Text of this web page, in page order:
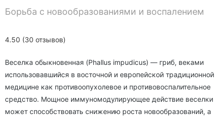
4.50 (30 отзывов)
Борьба с новообразованиями и воспалением
Веселка обыкновенная (Phallus impudicus) — гриб, веками
использовавшийся в восточной и европейской традиционной
медицине как противоопухолевое и противовоспалительное
средство. Мощное иммуномодулирующее действие веселки
может способствовать снижению роста новообразований, а